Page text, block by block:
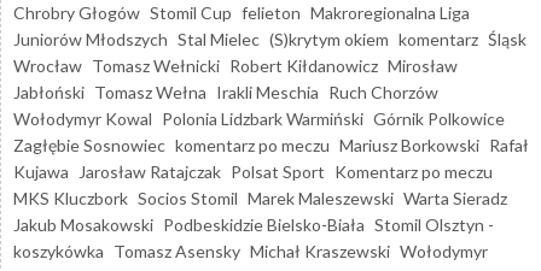
Chrobry Głogów Stomil Cup felieton Makroregionalna Liga
Juniorów Młodszych Stal Mielec (S)krytym okiem komentarz Śląsk
Wrocław Tomasz Wełnicki Robert Kiłdanowicz Mirosław
Jabłoński Tomasz Wełna Irakli Meschia Ruch Chorzów
Wołodymyr Kowal Polonia Lidzbark Warmiński Górnik Polkowice
Zagłębie Sosnowiec komentarz po meczu Mariusz Borkowski Rafał
Kujawa
Jarosław Ratajczak Polsat Sport Komentarz po meczu
MKS Kluczbork Socios Stomil Marek Maleszewski Warta Sieradz
Jakub Mosakowski Podbeskidzie Bielsko-Biała Stomil Olsztyn -
koszykówka Tomasz Asensky Michał Kraszewski Wołodymyr